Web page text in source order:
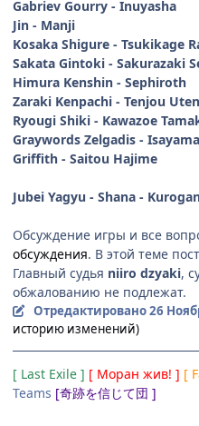
Gabriev Gourry - Inuyasha
Jin - Manji
Kosaka Shigure - Tsukikage
Sakata Gintoki - Sakurazaki
Himura Kenshin - Sephiroth
Zaraki Kenpachi - Tenjou
Ryougi Shiki - Kawazoe
Graywords Zelgadis -
Griffith - Saitou Hajime
Jubei Yagyu - Shana -
Обсуждение игры и все
обсуждения. В этой теме
Главный судья niiro dzyaki,
обжалованию не подлежат.
Отредактировано26
историю изменений)
[ Last Exile ] [ Моран жив! ] [
Teams [奇跡を信じて団 ]